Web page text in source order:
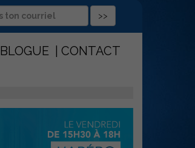
BLOGUE CONTACT